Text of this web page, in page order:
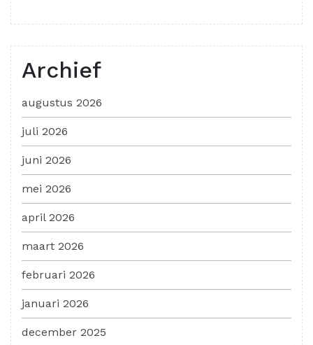
Archief
augustus 2026
juli 2026
juni 2026
mei 2026
april 2026
maart 2026
februari 2026
januari 2026
december 2025